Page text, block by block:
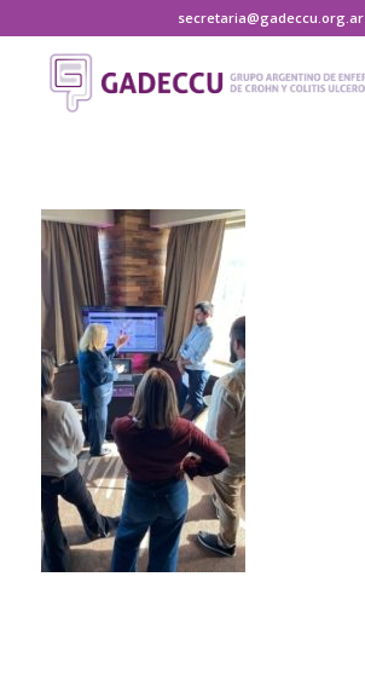
secretaria@gadeccu.org.ar